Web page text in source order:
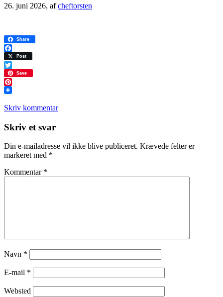
26. juni 2026, afcheftorsten
Share
Facebook
Post
Twitter
Save
Pinterest
Skriv kommentar
Læserinteraktioner
Skriv et svar
Din e-mailadresse vil ikke blive publiceret. Krævede felter er
markeret med *
Kommentar *
Navn *
E-mail *
Websted